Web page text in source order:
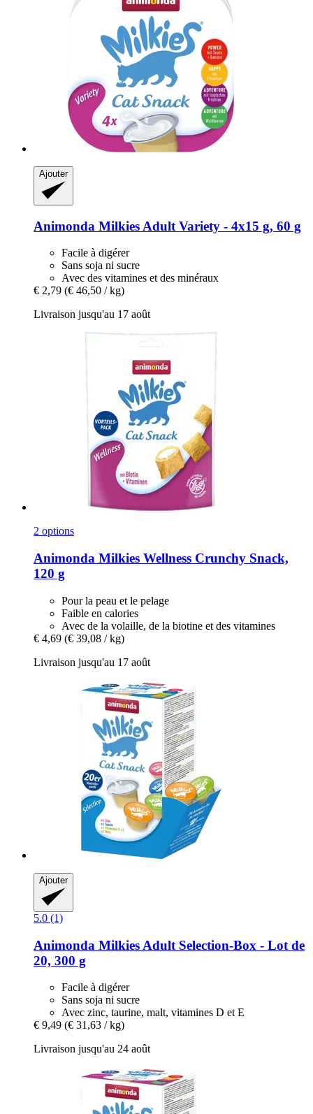
Ajouter
Animonda Milkies Adult Variety -​ 4x15 g, 60 g
Facile à digérer
Sans soja ni sucre
Avec des vitamines et des minéraux
€ 2,79 (€ 46,50 / kg)
Livraison jusqu'au 17 août
2 options
Animonda Milkies Wellness Crunchy Snack,
120 g
Pour la peau et le pelage
Faible en calories
Avec de la volaille, de la biotine et des vitamines
€ 4,69 (€ 39,08 / kg)
Livraison jusqu'au 17 août
Ajouter
5.0 (1)
Animonda Milkies Adult Selection-​Box -​ Lot de
20, 300 g
Facile à digérer
Sans soja ni sucre
Avec zinc, taurine, malt, vitamines D et E
€ 9,49 (€ 31,63 / kg)
Livraison jusqu'au 24 août